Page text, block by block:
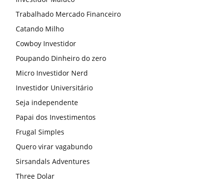
Trabalhado Mercado Financeiro
Catando Milho
Cowboy Investidor
Poupando Dinheiro do zero
Micro Investidor Nerd
Investidor Universitário
Seja independente
Papai dos Investimentos
Frugal Simples
Quero virar vagabundo
Sirsandals Adventures
Three Dolar